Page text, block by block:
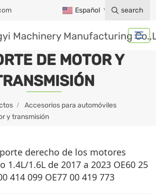
Español search
DE MOTOR Y
Accesorios para automóviles
y transmisión
derecho de los motores
1.4L/1.6L de 2017 a 2023 OE60 25
414 099 OE77 00 419 773